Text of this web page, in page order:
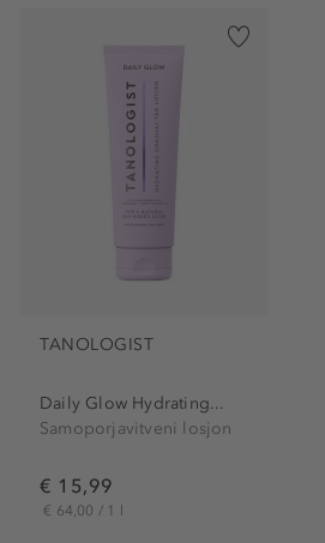
TANOLOGIST
Daily Glow Hydrating...
Samoporjavitveni losjon
€ 15,99
€ 64,00 / 1 l